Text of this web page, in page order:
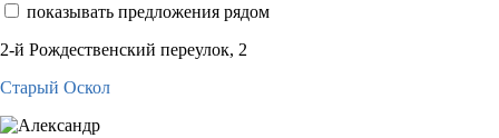
показывать предложения рядом
2-й Рождественский переулок, 2
Старый Оскол